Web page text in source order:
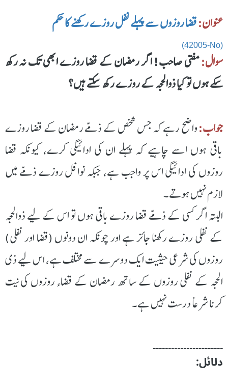
عنوان:قضا روزوں سے پہلے نفل روزے رکھنے کا حکم
(42005-No)
سوال:مفتی صاحب! اگر رمضان کے قضا روزے ابھی تک نہ رکھ
سکے ہوں تو کیا ذوالحجہ کے روزے رکھ سکتے ہیں؟
جواب:واضح رہے کہ جس شخص کے ذمّے رمضان کے قضا روزے
باقی ہوں اسے چاہیے کہ پہلے ان کی ادائیگی کرے، کیونکہ قضا
روزوں کی ادائیگی اس پر واجب ہے، جبکہ نوافل روزے ذمّے میں
لازم نہیں ہوتے۔
البتہ اگر کسی کے ذمّے قضا روزے باقی ہوں تو اس کے لیے ذوالحجہ
کے نفلی روزے رکھنا جائز ہے اور چونکہ ان دونوں (قضا اور نفلی)
روزوں کی شرعی حیثیت ایک دوسرے سے مختلف ہے، اس لیے ذی
الحجہ کے نفلی روزوں کے ساتھ رمضان کے قضاء روزوں کی نیت
کرنا شرعاً درست نہیں ہے۔
۔۔۔۔۔۔۔۔۔۔۔۔۔۔۔۔۔۔۔۔۔۔۔
دلائل: